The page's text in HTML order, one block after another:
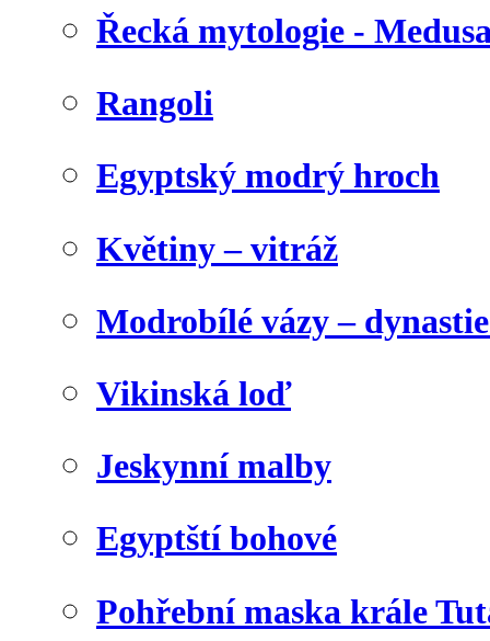
Řecká mytologie -
Rangoli
Egyptský modrý hroch
Květiny – vitráž
Modrobílé vázy –
Vikinská loď
Jeskynní malby
Egyptští bohové
Pohřební maska krále